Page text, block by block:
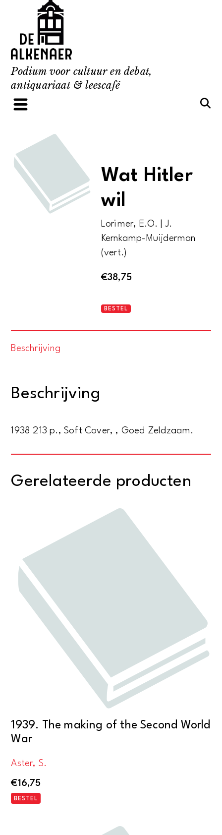
content
Podium voor cultuur en debat,
antiquariaat & leescafé
Wat Hitler
wil
Lorimer, E.O. | J.
Kernkamp-Muijderman
(vert.)
€38,75
Wat
BESTEL
Beschrijving
Beschrijving
1938 213 p., Soft Cover, , Goed Zeldzaam.
Gerelateerde producten
1939. The making of the Second World
War
Aster, S.
€16,75
BESTEL